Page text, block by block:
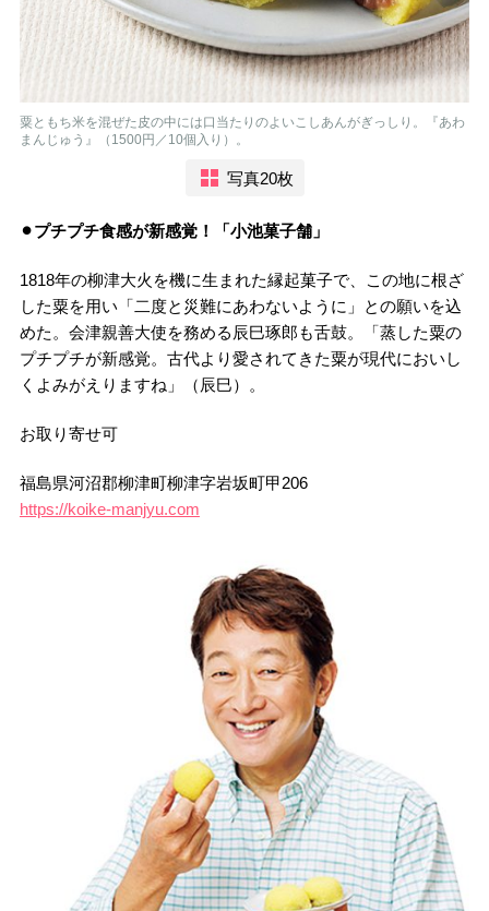
粟ともち米を混ぜた皮の中には口当たりのよいこしあんがぎっしり。『あわ
まんじゅう』（1500円／10個入り）。
写真20枚
⚫︎プチプチ食感が新感覚！「小池菓子舗」
1818年の柳津大火を機に生まれた縁起菓子で、この地に根ざ
した粟を用い「二度と災難にあわないように」との願いを込
めた。会津親善大使を務める辰巳琢郎も舌鼓。「蒸した粟の
プチプチが新感覚。古代より愛されてきた粟が現代においし
くよみがえりますね」（辰巳）。
お取り寄せ可
福島県河沼郡柳津町柳津字岩坂町甲206
https://koike-manjyu.com